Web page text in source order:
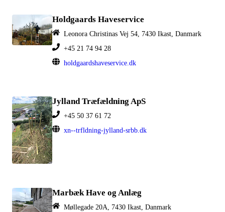
Holdgaards Haveservice
Leonora Christinas Vej 54, 7430 Ikast, Danmark
+45 21 74 94 28
holdgaardshaveservice.dk
Jylland Træfældning ApS
+45 50 37 61 72
xn--trfldning-jylland-srbb.dk
Marbæk Have og Anlæg
Møllegade 20A, 7430 Ikast, Danmark